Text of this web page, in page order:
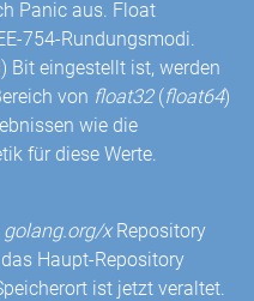
Panic aus. Float
754-Rundungsmodi.
Bit eingestellt ist, werden
von float32(float64)
wie die
für diese Werte.
golang.org/xRepository
Haupt-Repository
ist jetzt veraltet.